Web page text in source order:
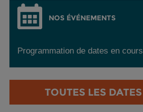
NOS ÉVÉNEMENTS
Programmation de dates en cours
TOUTES LES DATES